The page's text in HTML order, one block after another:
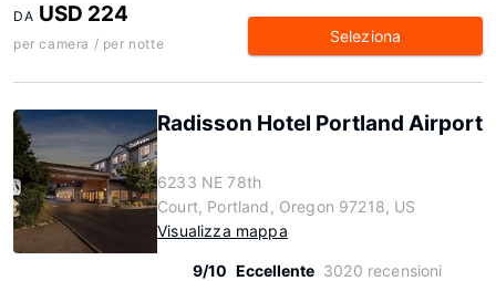
DA USD 224
per camera / per notte Seleziona
Radisson Hotel Portland Airport
6233 NE 78th
Court, Portland, Oregon 97218, US
Visualizza mappa
9/10 Eccellente 3020 recensioni